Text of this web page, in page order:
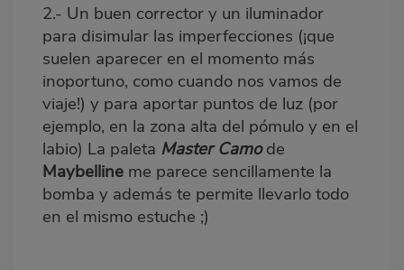
2.- Un buen corrector y un iluminador
para disimular las imperfecciones (¡que
suelen aparecer en el momento más
inoportuno, como cuando nos vamos de
viaje!) y para aportar puntos de luz (por
ejemplo, en la zona alta del pómulo y en el
labio) La paleta Master Camode
Maybelline me parece sencillamente la
bomba y además te permite llevarlo todo
en el mismo estuche ;)